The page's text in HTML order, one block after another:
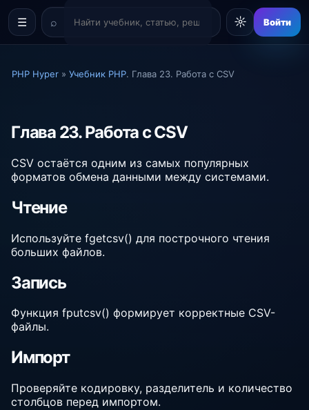
☰ ☼ Войти
PHP Hyper » Учебник PHP. Глава 23. Работа с CSV
Глава 23. Работа с CSV
CSV остаётся одним из самых популярных
форматов обмена данными между системами.
Чтение
Используйте fgetcsv() для построчного чтения
больших файлов.
Запись
Функция fputcsv() формирует корректные CSV-
файлы.
Импорт
Проверяйте кодировку, разделитель и количество
столбцов перед импортом.